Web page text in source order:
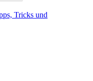
Tricks und